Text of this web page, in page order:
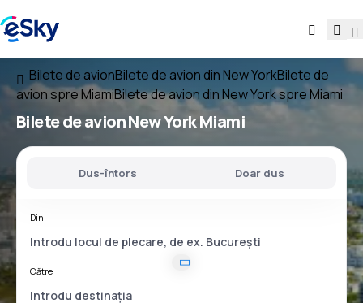
Bilete de avionBilete de avion din New YorkBilete de
avion spre MiamiBilete de avion din New York spre Miami
Bilete de avionNew York Miami
Dus-întors Doar dus
Din
Către